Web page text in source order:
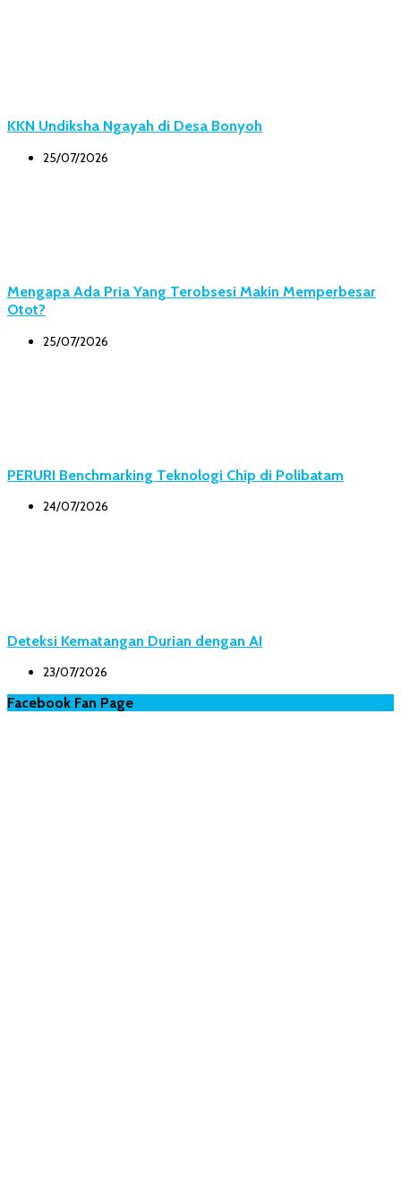
KKN Undiksha Ngayah di Desa Bonyoh
25/07/2026
Mengapa Ada Pria Yang Terobsesi Makin Memperbesar
Otot?
25/07/2026
PERURI Benchmarking Teknologi Chip di Polibatam
24/07/2026
Deteksi Kematangan Durian dengan AI
23/07/2026
Facebook Fan Page